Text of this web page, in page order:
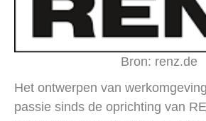
Bron: renz.de
Het ontwerpen van
passie sinds de oprichting van